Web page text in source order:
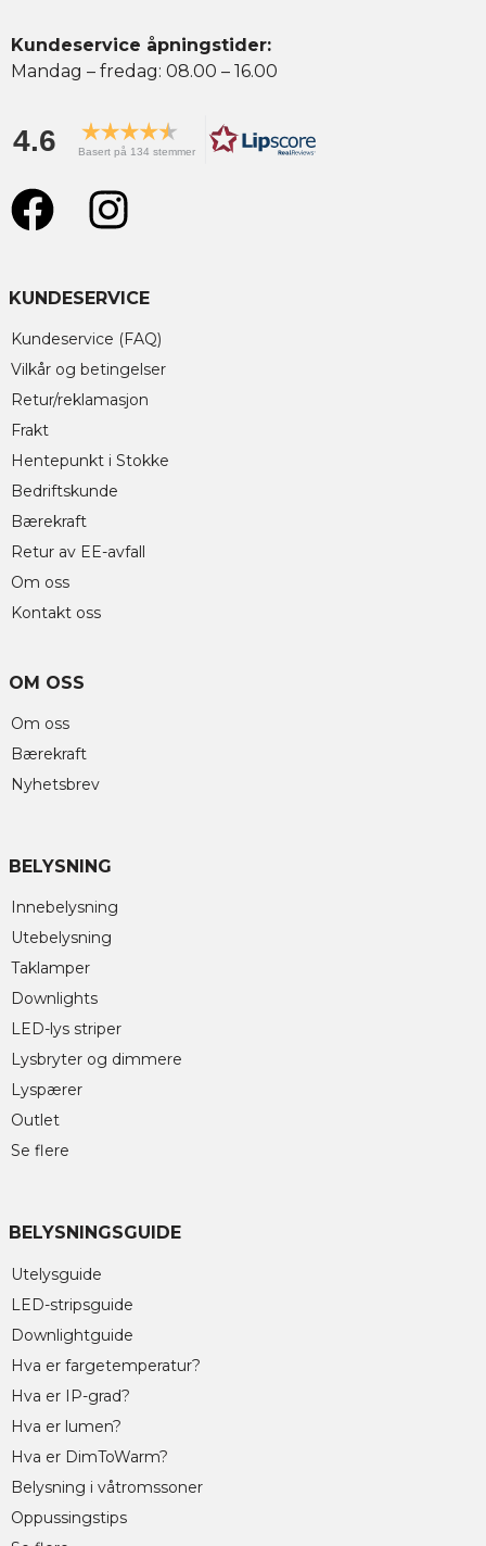
Kundeservice åpningstider:
Mandag – fredag: 08.00 – 16.00
4.6 Basert på 134 stemmer
KUNDESERVICE
Kundeservice (FAQ)
Vilkår og betingelser
Retur/reklamasjon
Frakt
Hentepunkt i Stokke
Bedriftskunde
Bærekraft
Retur av EE-avfall
Om oss
Kontakt oss
OM OSS
Om oss
Bærekraft
Nyhetsbrev
BELYSNING
Innebelysning
Utebelysning
Taklamper
Downlights
LED-lys striper
Lysbryter og dimmere
Lyspærer
Outlet
Se flere
BELYSNINGSGUIDE
Utelysguide
LED-stripsguide
Downlightguide
Hva er fargetemperatur?
Hva er IP-grad?
Hva er lumen?
Hva er DimToWarm?
Belysning i våtromssoner
Oppussingstips